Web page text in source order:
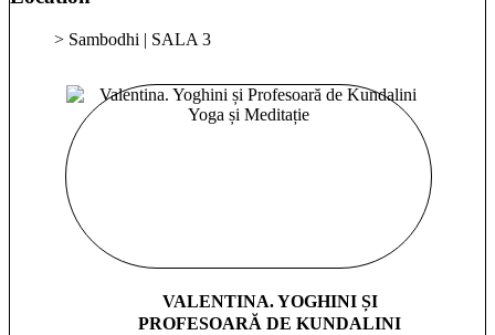
> Sambodhi | SALA 3
VALENTINA. YOGHINI ȘI
PROFESOARĂ DE KUNDALINI